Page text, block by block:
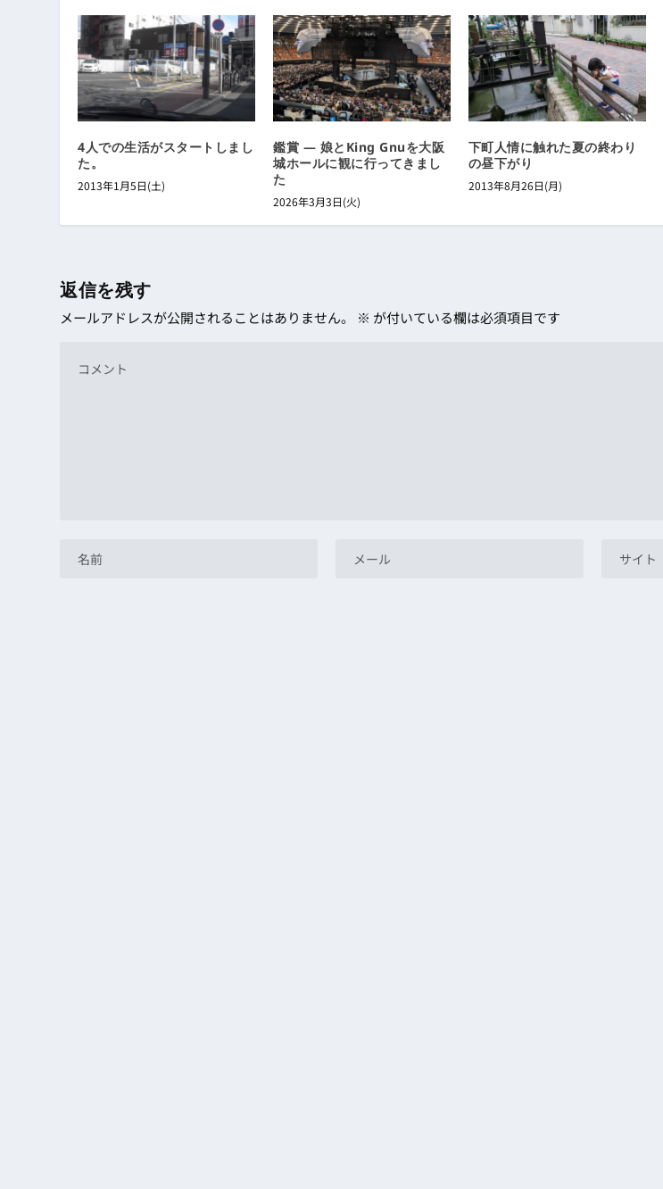
4人での生活がスタートしまし
た。
2013年1月5日(土)
鑑賞 ― 娘とKing Gnuを大阪
城ホールに観に行ってきまし
た
2026年3月3日(火)
下町人情に触れた夏の終わり
の昼下がり
2013年8月26日(月)
返信を残す
メールアドレスが公開されることはありません。 ※ が付いている欄は必須項目です